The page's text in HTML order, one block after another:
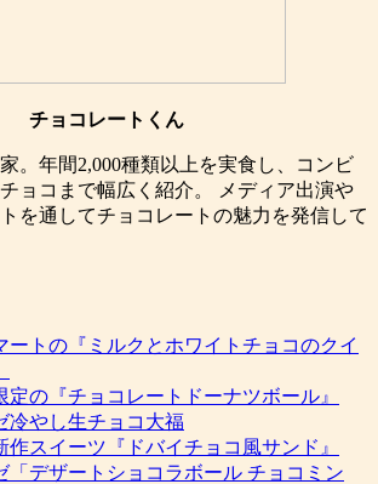
チョコレートくん
。年間2,000種類以上を実食し、コンビ
ョコまで幅広く紹介。 メディア出演や
を通してチョコレートの魅力を発信して
ートの『ミルクとホワイトチョコのクイ
定の『チョコレートドーナツボール』
冷やし生チョコ大福
作スイーツ『ドバイチョコ風サンド』
「デザートショコラボール チョコミン